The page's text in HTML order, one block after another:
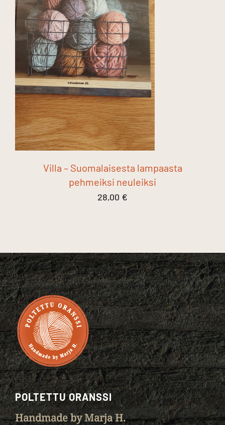
Villa – Suomalaisesta lampaasta
pehmeiksi neuleiksi
28,00 €
POLTETTU ORANSSI
Handmade by Marja H.